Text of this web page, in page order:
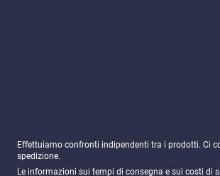
Effettuiamo confronti indipendenti tra i prodotti. Ci
spedizione.
Le informazioni sui tempi di consegna e sui costi di